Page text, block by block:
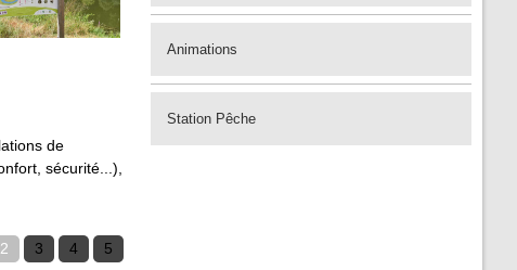
de
sécurité...),
2 3 4 5
Animations
Station Pêche